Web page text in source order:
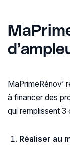
MaPrimeRénov’
à financer des
qui remplissent 3
Réaliser au